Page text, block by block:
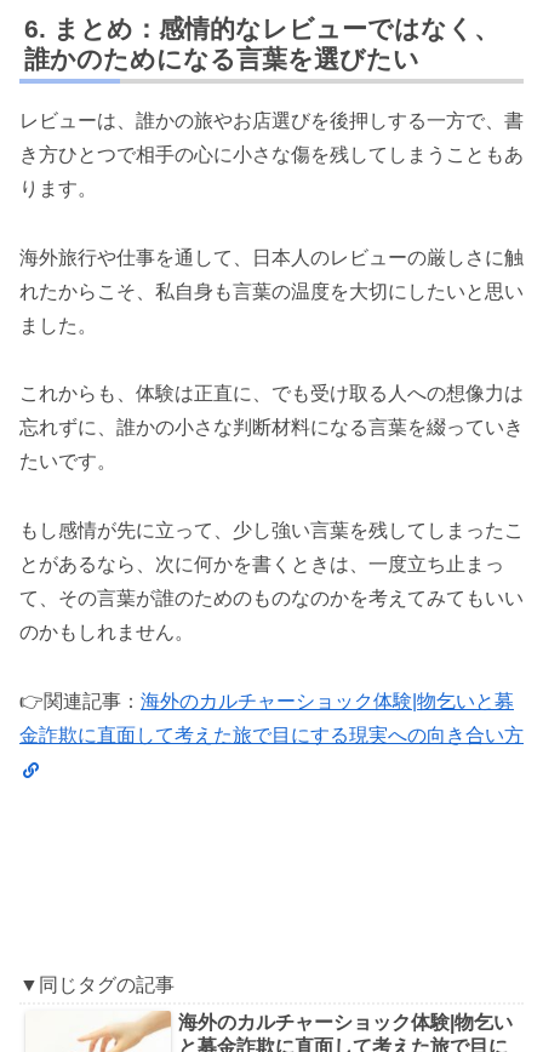
まとめ：感情的なレビューではなく、
誰かのためになる言葉を選びたい
レビューは、誰かの旅やお店選びを後押しする一方で、書
き方ひとつで相手の心に小さな傷を残してしまうこともあ
ります。
海外旅行や仕事を通して、日本人のレビューの厳しさに触
れたからこそ、私自身も言葉の温度を大切にしたいと思い
ました。
これからも、体験は正直に、でも受け取る人への想像力は
忘れずに、誰かの小さな判断材料になる言葉を綴っていき
たいです。
もし感情が先に立って、少し強い言葉を残してしまったこ
とがあるなら、次に何かを書くときは、一度立ち止まっ
て、その言葉が誰のためのものなのかを考えてみてもいい
のかもしれません。
👉️関連記事： 海外のカルチャーショック体験|物乞いと募
金詐欺に直面して考えた旅で目にする現実への向き合い方
▼同じタグの記事
海外のカルチャーショック体験|物乞い
と募金詐欺に直面して考えた旅で目に